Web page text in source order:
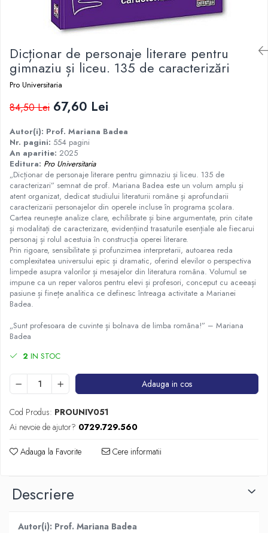
Istorie/Critica
Jurnale/Memorii
Manuale scolare/Cursuri
Medicină
Poezie
Proză
Psihologie
Sociologie
Spiritualitate/Ezoterism
Sport
Stiinte/Educatie
Dicționar de personaje literare pentru
gimnaziu și liceu. 135 de caracterizări
Pro Universitaria
84,50 Lei 67,60 Lei
Autor(i): Prof. Mariana Badea
Nr. pagini: 554 pagini
An aparitie: 2025
Editura: Pro Universitaria
„Dicționar de personaje literare pentru gimnaziu și liceu. 135 de
caracterizari” semnat de prof. Mariana Badea este un volum amplu și
atent organizat, dedicat studiului literaturii române și aprofundarii
caracterizarii personajelor din operele incluse în programa școlara.
Cartea reunește analize clare, echilibrate și bine argumentate, prin citate
și modalitați de caracterizare, evidențiind trasaturile esențiale ale fiecarui
personaj și rolul acestuia în construcția operei literare.
Prin rigoare, sensibilitate și profunzimea interpretarii, autoarea reda
complexitatea universului epic și dramatic, oferind elevilor o perspectiva
limpede asupra valorilor și mesajelor din literatura româna. Volumul se
impune ca un reper valoros pentru elevi și profesori, conceput cu aceeași
pasiune și finețe analitica ce definesc întreaga activitate a Marianei
Badea.
„Sunt profesoara de cuvinte și bolnava de limba româna!” – Mariana
Badea
2 IN STOC
Adauga in cos
Cod Produs: PROUNIV051
Ai nevoie de ajutor? 0729.729.560
Adauga la Favorite Cere informatii
Descriere
Autor(i): Prof. Mariana Badea